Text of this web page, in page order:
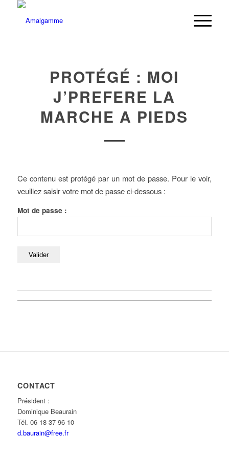
PROTÉGÉ : MOI
J’PREFERE LA
MARCHE A PIEDS
Ce contenu est protégé par un mot de passe. Pour le voir,
veuillez saisir votre mot de passe ci-dessous :
Mot de passe :
CONTACT
Président :
Dominique Beaurain
Tél. 06 18 37 96 10
d.baurain@free.fr